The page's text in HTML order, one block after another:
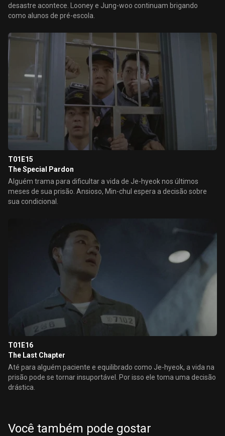
desastre acontece. Looney e Jung-woo continuam brigando
como alunos de pré-escola.
T01E15
The Special Pardon
Alguém trama para dificultar a vida de Je-hyeok nos últimos
meses de sua prisão. Ansioso, Min-chul espera a decisão sobre
sua condicional.
T01E16
The Last Chapter
Até para alguém paciente e equilibrado como Je-hyeok, a vida na
prisão pode se tornar insuportável. Por isso ele toma uma decisão
drástica.
Você também pode gostar